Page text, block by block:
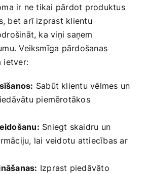
ir ne tikai pārdot produktus
bet arī izprast klientu
ka viņi saņem
Veiksmīga pārdošanas​
ietver:
Sabūt klientu vēlmes un
piemērotākos​
Sniegt skaidru ⁣un
lai veidotu‌ attiecības ar
Izprast piedāvāto​